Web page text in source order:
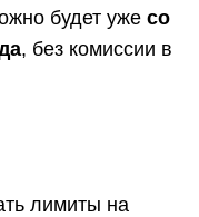
будет уже со
, без комиссии в
лимиты на